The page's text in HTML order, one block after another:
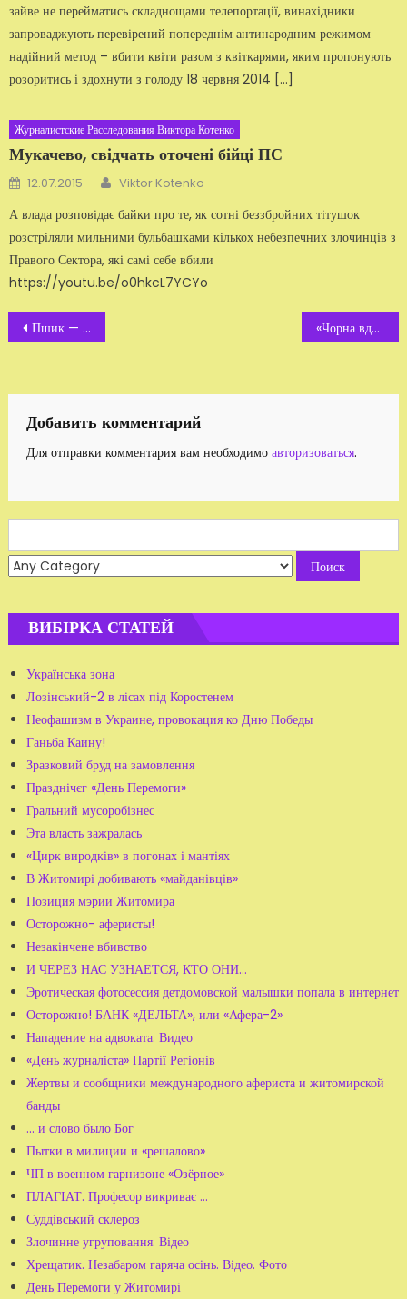
зайве не перейматись складнощами телепортації, винахідники
запроваджують перевірений попереднім антинародним режимом
надійний метод – вбити квіти разом з квіткарями, яким пропонують
розоритись і здохнути з голоду 18 червня 2014 […]
Журналистские Расследования Виктора Котенко
Мукачево, свідчать оточені бійці ПС
Добавлено
12.07.2015 Автор
Viktor Kotenko
А влада розповідає байки про те, як сотні беззбройних тітушок
розстріляли мильними бульбашками кількох небезпечних злочинців з
Правого Сектора, які самі себе вбили
https://youtu.be/o0hkcL7YCYo
Навигация
записям
Пшик — акція «Чорна вдова»
Добавить комментарий
Для отправки комментария вам необходимо авторизоваться.
for:
ВИБІРКА СТАТЕЙ
Українська зона
Лозінський-2 в лісах під Коростенем
Неофашизм в Украине, провокация ко Дню Победы
Ганьба Каину!
Зразковий бруд на замовлення
Празднічєг «День Перемоги»
Гральний мусоробізнес
Эта власть зажралась
«Цирк виродків» в погонах і мантіях
В Житомирі добивають «майданівців»
Позиция мэрии Житомира
Осторожно- аферисты!
Незакінчене вбивство
И ЧЕРЕЗ НАС УЗНАЕТСЯ, КТО ОНИ…
Эротическая фотосессия детдомовской малышки попала в интернет
Осторожно! БАНК «ДЕЛЬТА», или «Афера-2»
Нападение на адвоката. Видео
«День журналіста» Партії Регіонів
Жертвы и сообщники международного афериста и житомирской
банды
... и слово было Бог
Пытки в милиции и «решалово»
ЧП в военном гарнизоне «Озёрное»
ПЛАГІАТ. Професор викриває …
Суддівський склероз
Злочинне угруповання. Відео
Хрещатик. Незабаром гаряча осінь. Відео. Фото
День Перемоги у Житомирі